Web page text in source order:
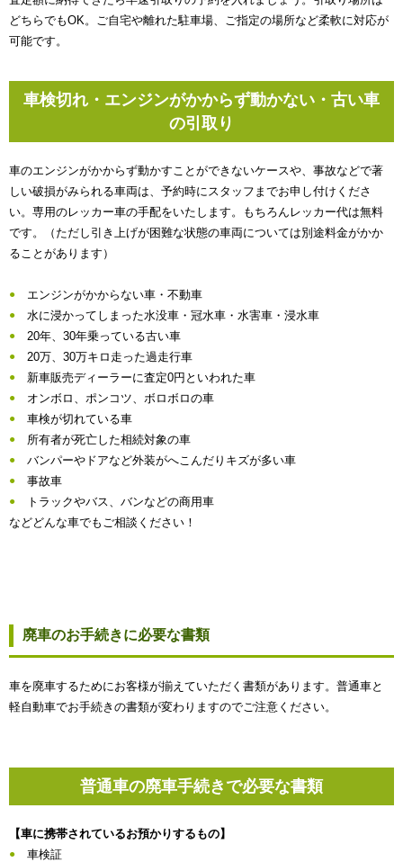
どちらでもOK。ご自宅や離れた駐車場、ご指定の場所など柔軟に対応が
可能です。
車検切れ・エンジンがかからず動かない・古い車
の引取り
車のエンジンがかからず動かすことができないケースや、事故などで著
しい破損がみられる車両は、予約時にスタッフまでお申し付けくださ
い。専用のレッカー車の手配をいたします。もちろんレッカー代は無料
です。（ただし引き上げが困難な状態の車両については別途料金がかか
ることがあります）
エンジンがかからない車・不動車
水に浸かってしまった水没車・冠水車・水害車・浸水車
20年、30年乗っている古い車
20万、30万キロ走った過走行車
新車販売ディーラーに査定0円といわれた車
オンボロ、ポンコツ、ボロボロの車
車検が切れている車
所有者が死亡した相続対象の車
バンパーやドアなど外装がへこんだりキズが多い車
事故車
トラックやバス、バンなどの商用車
などどんな車でもご相談ください！
廃車のお手続きに必要な書類
車を廃車するためにお客様が揃えていただく書類があります。普通車と
軽自動車でお手続きの書類が変わりますのでご注意ください。
普通車の廃車手続きで必要な書類
【車に携帯されているお預かりするもの】
車検証